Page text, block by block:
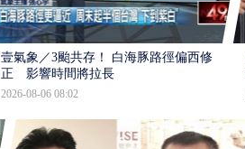
壹氣象／3颱共存！ 白海豚路徑偏西修
正 影響時間將拉長
2026-08-06 08:02